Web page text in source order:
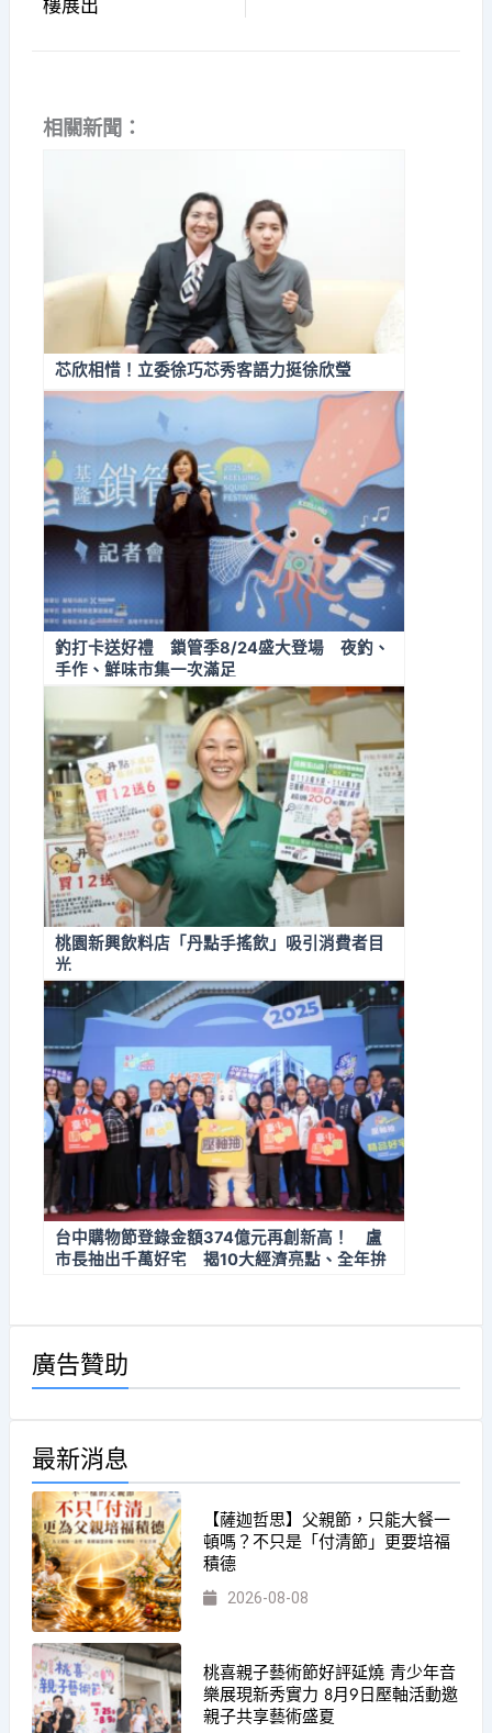
相關新聞：
芯欣相惜！立委徐巧芯秀客語力挺徐欣瑩
釣打卡送好禮 鎖管季8/24盛大登場 夜釣、
手作、鮮味市集一次滿足
桃園新興飲料店「丹點手搖飲」吸引消費者目
光
台中購物節登錄金額374億元再創新高！ 盧
市長抽出千萬好宅 揭10大經濟亮點、全年拚
廣告贊助
最新消息
【薩迦哲思】父親節，只能大餐一
頓嗎？不只是「付清節」更要培福
積德
2026-08-08
桃喜親子藝術節好評延燒 青少年音
樂展現新秀實力 8月9日壓軸活動邀
親子共享藝術盛夏